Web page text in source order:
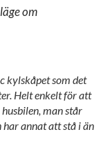
om
kylskåpet som det
Helt enkelt för att
man står
annat att stå i än